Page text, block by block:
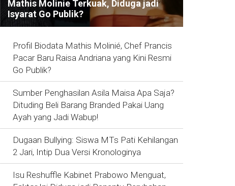
Mathis Molinie Terkuak, Diduga jadi
Isyarat Go Publik?
Profil Biodata Mathis Molinié, Chef Prancis
Pacar Baru Raisa Andriana yang Kini Resmi
Go Publik?
Sumber Penghasilan Asila Maisa Apa Saja?
Dituding Beli Barang Branded Pakai Uang
Ayah yang Jadi Wabup!
Dugaan Bullying: Siswa MTs Pati Kehilangan
2 Jari, Intip Dua Versi Kronologinya
Isu Reshuffle Kabinet Prabowo Menguat,